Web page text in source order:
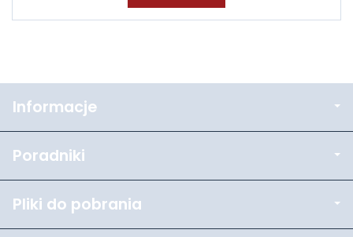
Informacje
Poradniki
Pliki do pobrania